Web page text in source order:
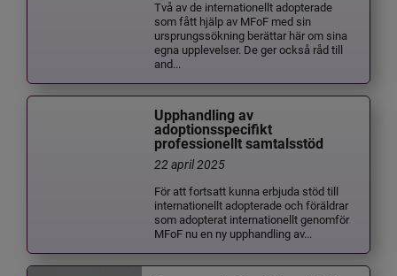
Två av de internationellt adopterade
som fått hjälp av MFoF med sin
ursprungssökning berättar här om sina
egna upplevelser. De ger också råd till
and...
Upphandling av
adoptionsspecifikt
professionellt samtalsstöd
22 april 2025
För att fortsatt kunna erbjuda stöd till
internationellt adopterade och föräldrar
som adopterat internationellt genomför
MFoF nu en ny upphandling av...